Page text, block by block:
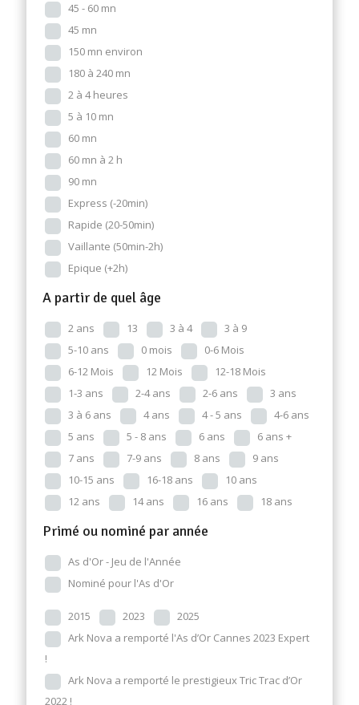
45 - 60 mn
45 mn
150 mn environ
180 à 240 mn
2 à 4 heures
5 à 10 mn
60 mn
60 mn à 2 h
90 mn
Express (-20min)
Rapide (20-50min)
Vaillante (50min-2h)
Epique (+2h)
A partir de quel âge
2 ans 13 3 à 4
3 à 9
5-10 ans
0 mois
0-6 Mois
6-12 Mois
12 Mois
12-18 Mois
1-3 ans
2-4 ans 2-6 ans
3 ans
3 à 6 ans
4 ans 4 - 5 ans
4-6 ans
5 ans
5 - 8 ans 6 ans
6 ans +
7 ans
7-9 ans 8 ans
9 ans
10-15 ans
16-18 ans
10 ans
12 ans
14 ans 16 ans 18 ans
Primé ou nominé par année
As d'Or - Jeu de l'Année
Nominé pour l'As d'Or
2015 2023
2025
Ark Nova a remporté l'As d’Or Cannes 2023 Expert
!
Ark Nova a remporté le prestigieux Tric Trac d’Or
2022 !